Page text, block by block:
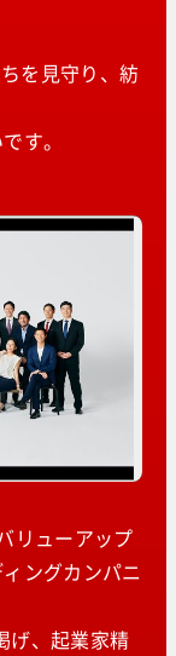
を見守り、紡
す。
リューアップ
ングカンパニ
げ、起業家精